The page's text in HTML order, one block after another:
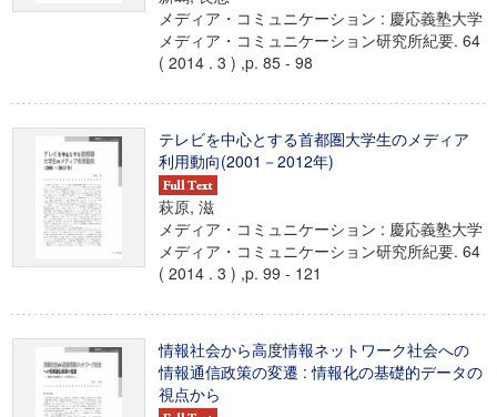
メディア・コミュニケーション : 慶応義塾大学
メディア・コミュニケーション研究所紀要. 64
( 2014 . 3 ) ,p. 85 - 98
テレビを中心とする首都圏大学生のメディア
利用動向(2001－2012年)
萩原, 滋
メディア・コミュニケーション : 慶応義塾大学
メディア・コミュニケーション研究所紀要. 64
( 2014 . 3 ) ,p. 99 - 121
情報社会から高度情報ネットワーク社会への
情報通信政策の変遷 : 情報化の基礎的データの
視点から